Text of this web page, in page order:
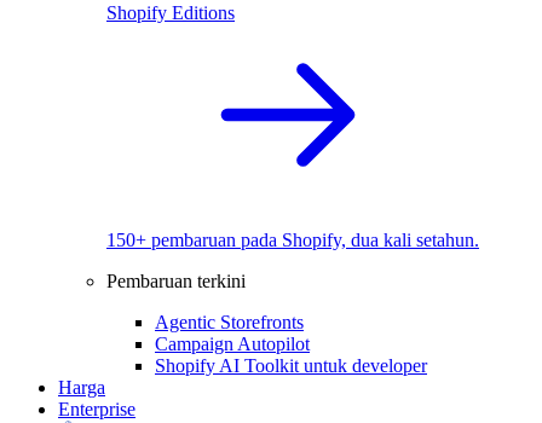
Shopify Editions
150+ pembaruan pada Shopify, dua kali setahun.
Pembaruan terkini
Agentic Storefronts
Campaign Autopilot
Shopify AI Toolkit untuk developer
Harga
Enterprise